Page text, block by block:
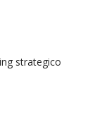
strategico